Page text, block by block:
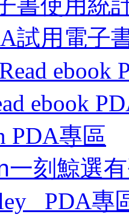
試用電子
ebook
ebook
PDA專區
一刻鯨選
PDA專